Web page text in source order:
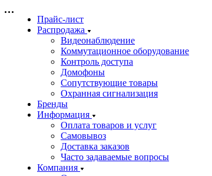
Прайс-лист
Распродажа
Видеонаблюдение
Коммутационное оборудование
Контроль доступа
Домофоны
Сопутствующие товары
Охранная сигнализация
Бренды
Информация
Оплата товаров и услуг
Самовывоз
Доставка заказов
Часто задаваемые вопросы
Компания